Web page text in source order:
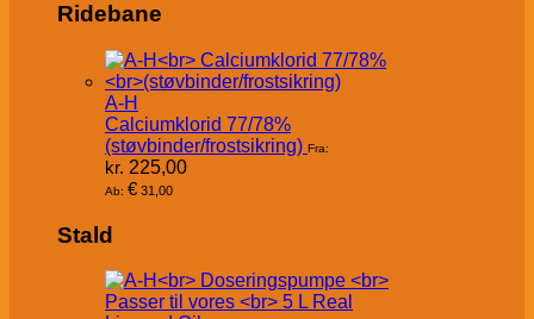
Ridebane
A-H
Calciumklorid 77/78%
(støvbinder/frostsikring) Fra:
kr. 225,00
Ab: € 31,00
Stald